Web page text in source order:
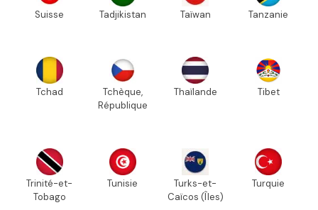
Suisse Tadjikistan Taïwan Tanzanie
Tchad
Tchèque,
République
Thaïlande Tibet
Trinité-et-
Tobago
Tunisie
Turks-et-
Caïcos (Îles)
Turquie